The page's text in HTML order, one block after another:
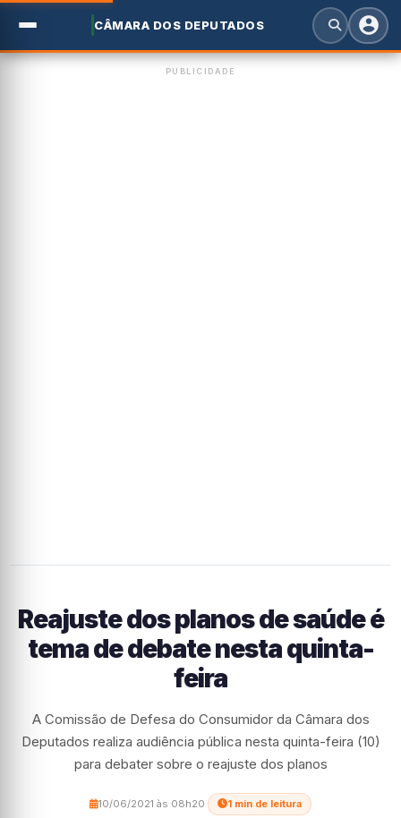
CÂMARA DOS DEPUTADOS
PUBLICIDADE
Reajuste dos planos de saúde é
tema de debate nesta quinta-
feira
A Comissão de Defesa do Consumidor da Câmara dos
Deputados realiza audiência pública nesta quinta-feira (10)
para debater sobre o reajuste dos planos
10/06/2021 às 08h20 1 min de leitura